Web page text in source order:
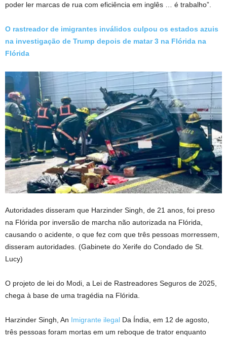
poder ler marcas de rua com eficiência em inglês … é trabalho”.
O rastreador de imigrantes inválidos culpou os estados azuis
na investigação de Trump depois de matar 3 na Flórida na
Flórida
Autoridades disseram que Harzinder Singh, de 21 anos, foi preso
na Flórida por inversão de marcha não autorizada na Flórida,
causando o acidente, o que fez com que três pessoas morressem,
disseram autoridades. (Gabinete do Xerife do Condado de St.
Lucy)
O projeto de lei do Modi, a Lei de Rastreadores Seguros de 2025,
chega à base de uma tragédia na Flórida.
Harzinder Singh, An Imigrante ilegal Da Índia, em 12 de agosto,
três pessoas foram mortas em um reboque de trator enquanto